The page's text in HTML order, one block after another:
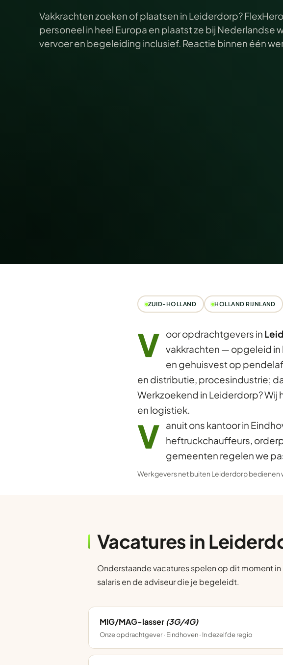
Vakkrachten zoeken of plaatsen in Leiderdorp?
personeel in heel Europa en plaatst ze bij Nederlandse
vervoer en begeleiding inclusief. Reactie binnen één
ZUID-HOLLAND HOLLAND RIJNLAND
V oor opdrachtgevers in
vakkrachten — opgeleid
en gehuisvest op
en distributie, procesindustrie;
Werkzoekend in Leiderdorp?
en logistiek.
V anuit ons kantoor in
heftruckchauffeurs,
gemeenten regelen we
Werkgevers net buiten Leiderdorp bedienen
Vacatures in
Onderstaande vacatures spelen op dit moment
salaris en de adviseur die je begeleidt.
MIG/MAG-lasser(3G/4G)
Onze opdrachtgever · Eindhoven · In dezelfde regio